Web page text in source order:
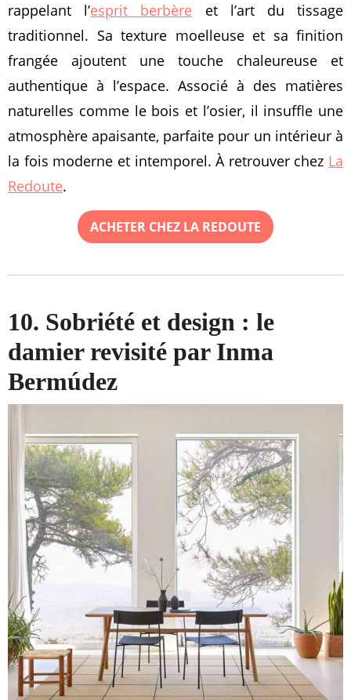
rappelant l’esprit berbère et l’art du tissage
traditionnel. Sa texture moelleuse et sa finition
frangée ajoutent une touche chaleureuse et
authentique à l’espace. Associé à des matières
naturelles comme le bois et l’osier, il insuffle une
atmosphère apaisante, parfaite pour un intérieur à
la fois moderne et intemporel. À retrouver chez La
Redoute.
ACHETER CHEZ LA REDOUTE
10. Sobriété et design : le
damier revisité par Inma
Bermúdez